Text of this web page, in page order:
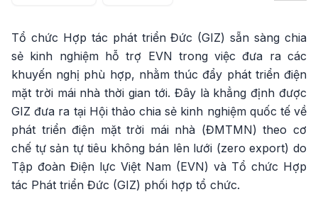
Tổ chức Hợp tác phát triển Đức (GIZ) sẵn sàng chia
sẻ kinh nghiệm hỗ trợ EVN trong việc đưa ra các
khuyến nghị phù hợp, nhằm thúc đẩy phát triển điện
mặt trời mái nhà thời gian tới. Đây là khẳng định được
GIZ đưa ra tại Hội thảo chia sẻ kinh nghiệm quốc tế về
phát triển điện mặt trời mái nhà (ĐMTMN) theo cơ
chế tự sản tự tiêu không bán lên lưới (zero export) do
Tập đoàn Điện lực Việt Nam (EVN) và Tổ chức Hợp
tác Phát triển Đức (GIZ) phối hợp tổ chức.